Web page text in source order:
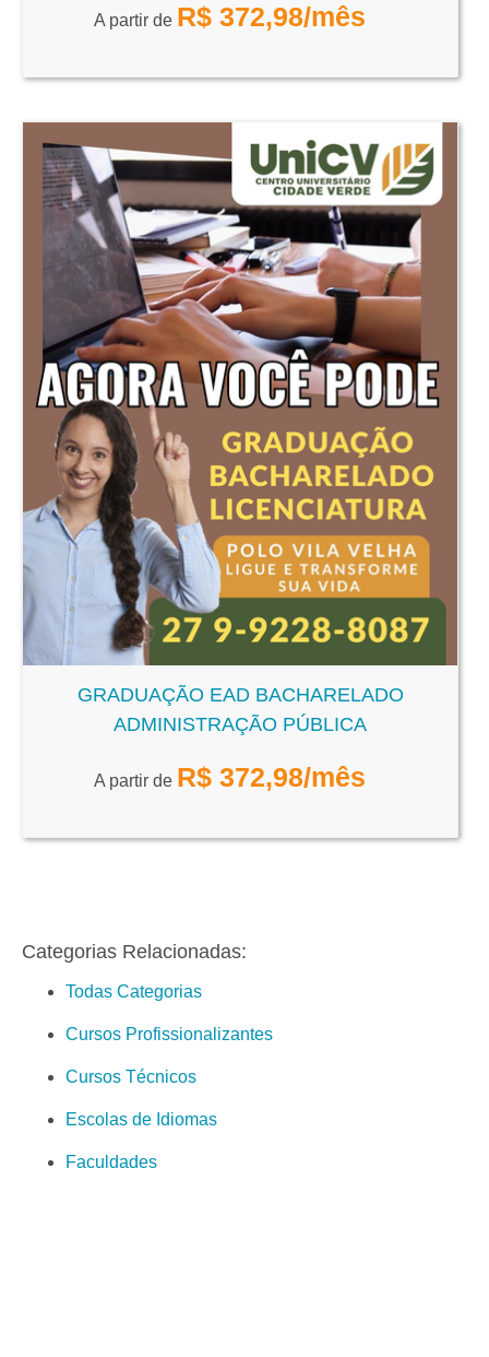
A partir de R$ 372,98/mês
GRADUAÇÃO EAD BACHARELADO
ADMINISTRAÇÃO PÚBLICA
A partir de R$ 372,98/mês
Categorias Relacionadas:
Todas Categorias
Cursos Profissionalizantes
Cursos Técnicos
Escolas de Idiomas
Faculdades